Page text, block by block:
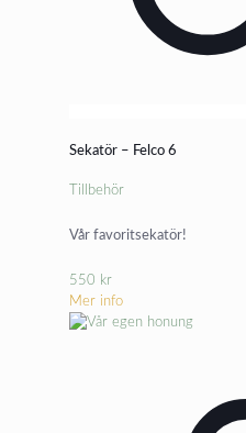
Sekatör – Felco 6
Tillbehör
Vår favoritsekatör!
550 kr
Mer info